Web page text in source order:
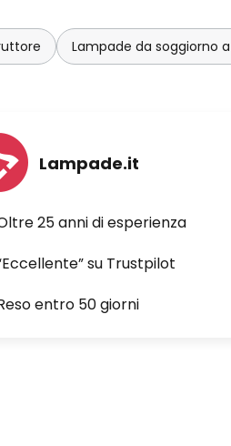
Lampade da soggiorno a
Lampade.it
25 anni di esperienza
su Trustpilot
entro 50 giorni